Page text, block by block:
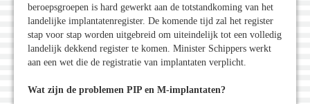
beroepsgroepen is hard gewerkt aan de totstandkoming van het
landelijke implantatenregister. De komende tijd zal het register
stap voor stap worden uitgebreid om uiteindelijk tot een volledig
landelijk dekkend register te komen. Minister Schippers werkt
aan een wet die de registratie van implantaten verplicht.
Wat zijn de problemen PIP en M-implantaten?